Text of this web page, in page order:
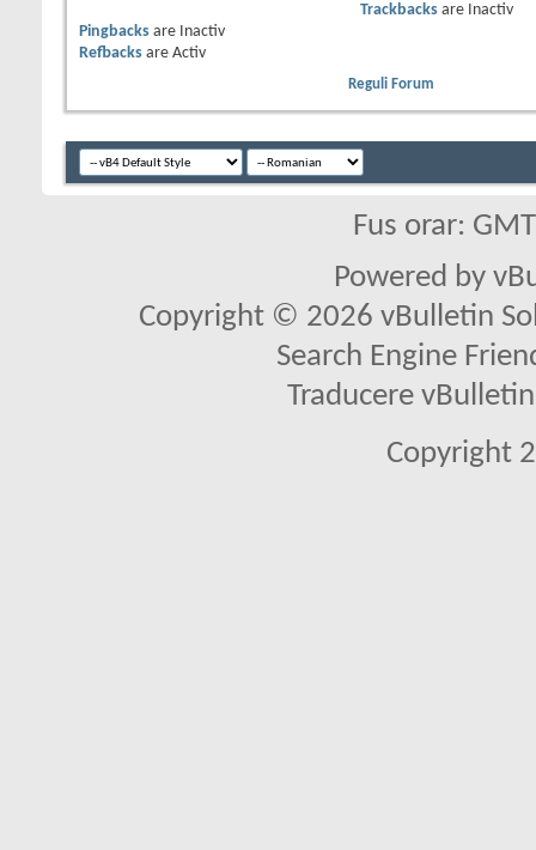
Trackbacksare
Inactiv
Pingbacks are
Inactiv
Refbacks are Activ
Reguli Forum
Fus orar:
Powered by
Copyright © 2026 vBulletin
Search Engine
Traducere
Copyright